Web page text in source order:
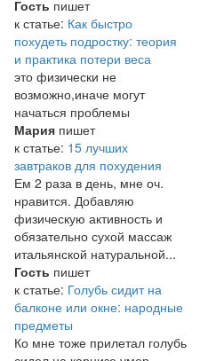
Гость пишет
к статье: Как быстро
похудеть подростку: теория
и практика потери веса
это физически не
возможно,иначе могут
начаться проблемы
Мария пишет
к статье: 15 лучших
завтраков для похудения
Ем 2 раза в день, мне оч.
нравится. Добавляю
физическую активность и
обязательно сухой массаж
итальянской натуральной...
Гость пишет
к статье: Голубь сидит на
балконе или окне: народные
предметы
Ко мне тоже прилетал голубь